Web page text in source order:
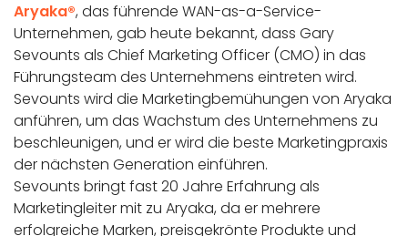
Aryaka®, das führende WAN-as-a-Service-
Unternehmen, gab heute bekannt, dass Gary
Sevounts als Chief Marketing Officer (CMO) in das
Führungsteam des Unternehmens eintreten wird.
Sevounts wird die Marketingbemühungen von Aryaka
anführen, um das Wachstum des Unternehmens zu
beschleunigen, und er wird die beste Marketingpraxis
der nächsten Generation einführen.
Sevounts bringt fast 20 Jahre Erfahrung als
Marketingleiter mit zu Aryaka, da er mehrere
erfolgreiche Marken, preisgekrönte Produkte und